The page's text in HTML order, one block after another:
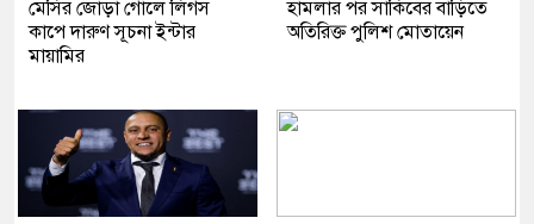
মেসির জোড়া গোলে লিগস
কাপে দারুণ সূচনা ইন্টার
মায়ামির
হামলার পর সাকিবের বাড়িতে
অতিরিক্ত পুলিশ মোতায়েন